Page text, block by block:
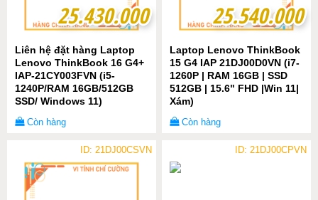
25.430.000
25.430.000
Liên hệ đặt hàng Laptop
Lenovo ThinkBook 16 G4+
IAP-21CY003FVN (i5-
1240P/RAM 16GB/512GB
SSD/ Windows 11)
Còn hàng
25.540.000
25.540.000
Laptop Lenovo ThinkBook
15 G4 IAP 21DJ00D0VN (i7-
1260P | RAM 16GB | SSD
512GB | 15.6" FHD |Win 11|
Xám)
Còn hàng
ID: 21DJ00CSVN ID: 21DJ00CPVN